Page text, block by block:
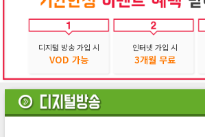
디지털 방송 가입 시
VOD 가능
인터넷 가입 시
3개월 무료